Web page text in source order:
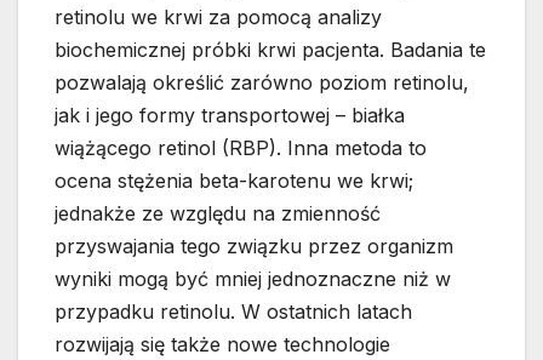
retinolu we krwi za pomocą analizy
biochemicznej próbki krwi pacjenta. Badania te
pozwalają określić zarówno poziom retinolu,
jak i jego formy transportowej – białka
wiążącego retinol (RBP). Inna metoda to
ocena stężenia beta-karotenu we krwi;
jednakże ze względu na zmienność
przyswajania tego związku przez organizm
wyniki mogą być mniej jednoznaczne niż w
przypadku retinolu. W ostatnich latach
rozwijają się także nowe technologie